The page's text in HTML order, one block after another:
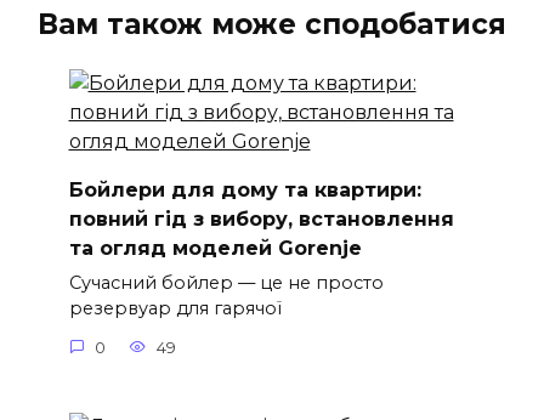
Вам також може сподобатися
Бойлери для дому та квартири:
повний гід з вибору, встановлення
та огляд моделей Gorenje
Сучасний бойлер — це не просто
резервуар для гарячої
0 49